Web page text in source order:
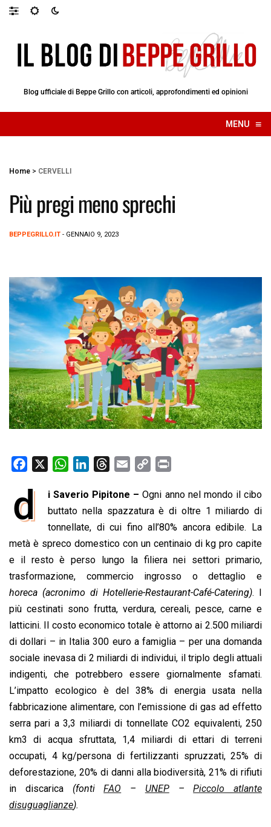
Blog ufficiale di Beppe Grillo con articoli, approfondimenti ed opinioni
MENU ≡
☰
Home > CERVELLI
Più pregi meno sprechi
BEPPEGRILLO.IT - GENNAIO 9, 2023
e
o
o
k
W
a
t
s
A
p
p
n
k
e
d
I
n
r
e
a
d
s
a
i
l
p
y
L
n
k
i
n
t
d i Saverio Pipitone – Ogni anno nel mondo il cibo
buttato nella spazzatura è di oltre 1 miliardo di
tonnellate, di cui fino all’80% ancora edibile. La
metà è spreco domestico con un centinaio di kg pro capite
e il resto è perso lungo la filiera nei settori primario,
trasformazione, commercio ingrosso o dettaglio e
horeca (acronimo di Hotellerie-Restaurant-Café-Catering). I
più cestinati sono frutta, verdura, cereali, pesce, carne e
latticini. Il costo economico totale è attorno ai 2.500 miliardi
di dollari – in Italia 300 euro a famiglia – per una domanda
sociale inevasa di 2 miliardi di individui, il triplo degli attuali
indigenti, che potrebbero essere giornalmente sfamati.
L’impatto ecologico è del 38% di energia usata nella
fabbricazione alimentare, con l’emissione di gas ad effetto
serra pari a 3,3 miliardi di tonnellate CO2 equivalenti, 250
km3 di acqua sfruttata, 1,4 miliardi di ettari di terreni
occupati, 4 kg/persona di fertilizzanti spruzzati, 25% di
deforestazione, 20% di danni alla biodiversità, 21% di rifiuti
in discarica(fontiFAO – UNEP–Piccolo atlante
disuguaglianze).